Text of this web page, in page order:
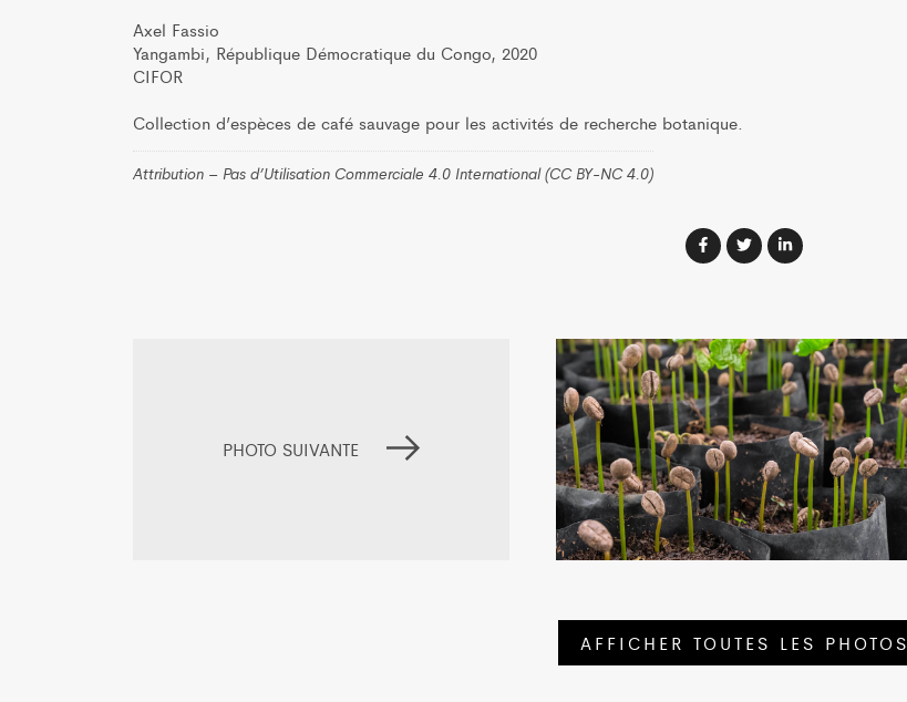
Axel Fassio
Yangambi, République Démocratique du Congo, 2020
CIFOR
Collection d’espèces de café sauvage pour les activités de recherche botanique.
Attribution – Pas d’Utilisation Commerciale 4.0 International (CC BY-NC 4.0)
PHOTO SUIVANTE
AFFICHER TOUTES LES PHOTOS